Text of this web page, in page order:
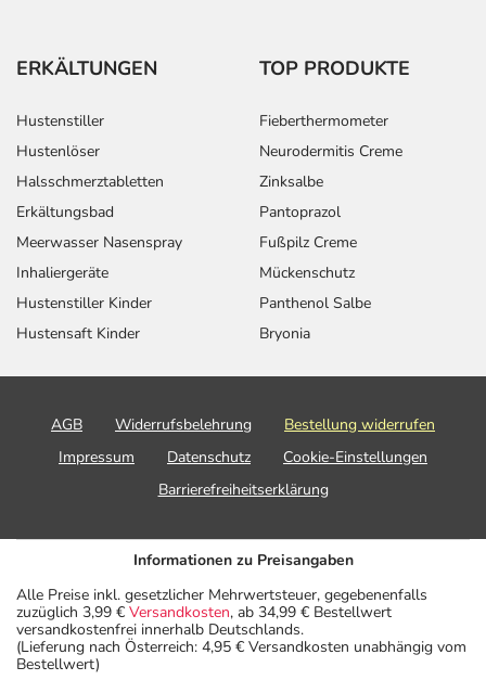
ERKÄLTUNGEN
Hustenstiller
Hustenlöser
Halsschmerztabletten
Erkältungsbad
Meerwasser Nasenspray
Inhaliergeräte
Hustenstiller Kinder
Hustensaft Kinder
TOP PRODUKTE
Fieberthermometer
Neurodermitis Creme
Zinksalbe
Pantoprazol
Fußpilz Creme
Mückenschutz
Panthenol Salbe
Bryonia
AGB Widerrufsbelehrung
Bestellung widerrufen
Impressum
Datenschutz
Cookie-Einstellungen
Barrierefreiheitserklärung
Informationen zu Preisangaben
Alle Preise inkl. gesetzlicher Mehrwertsteuer, gegebenenfalls
zuzüglich 3,99 € Versandkosten, ab 34,99 € Bestellwert
versandkostenfrei innerhalb Deutschlands.
(Lieferung nach Österreich: 4,95 € Versandkosten unabhängig vom
Bestellwert)